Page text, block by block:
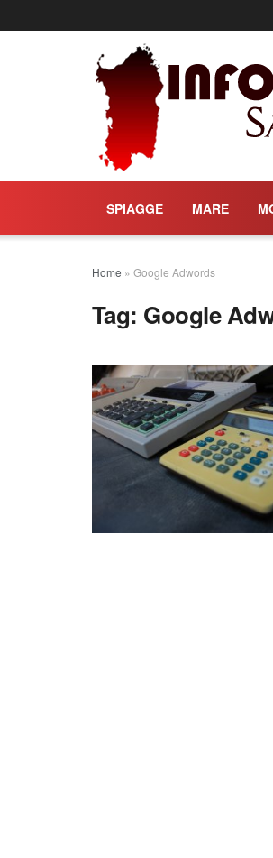
SPIAGGE MARE
Home » Google Adwords
Tag: Google